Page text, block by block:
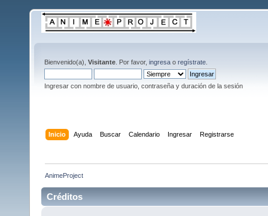
Bienvenido(a), Visitante . Por favor, ingresa o regístrate
Ingresar con nombre de usuario, contraseña y duración de la sesión
Inicio Ayuda Buscar Calendario Ingresar Registrarse
AnimeProject
Créditos